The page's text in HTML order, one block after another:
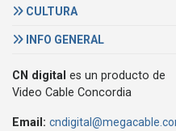
CULTURA
INFO GENERAL
CN digital es un producto de
Video Cable Concordia
Email: